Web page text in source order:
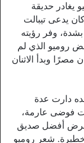
يغادر حديقة
يدعى تيبالت
وفر رؤيته
روميو الذي لم
وبدأ الاثنان
دارت عدة
فوضى عارمة،
أفضل صديق
خطيرة. شعر روميو